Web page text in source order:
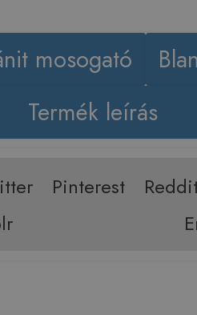
mosogató
Termék leírás
Pinterest